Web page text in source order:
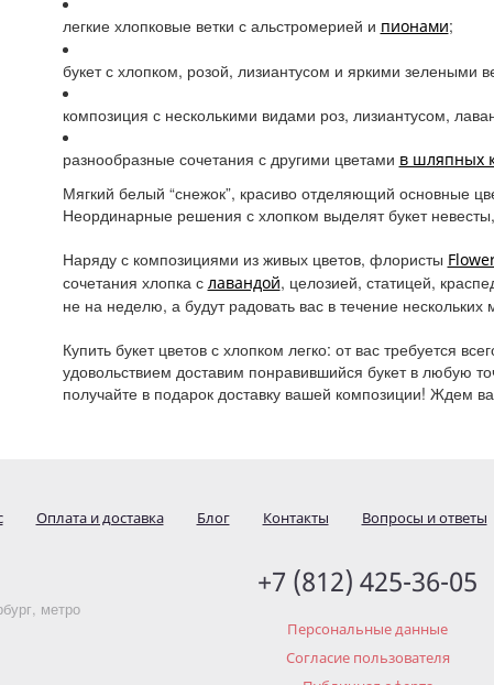
легкие хлопковые ветки с альстромерией и пионами;
букет с хлопком, розой, лизиантусом и яркими зелеными
композиция с несколькими видами роз, лизиантусом,
разнообразные сочетания с другими цветами в шляпных
Мягкий белый “снежок”, красиво отделяющий основные
Неординарные решения с хлопком выделят букет
Наряду с композициями из живых цветов, флористы
сочетания хлопка с лавандой, целозией, статицей,
не на неделю, а будут радовать вас в течение нескольких
Купить букет цветов с хлопком легко: от вас требуется
удовольствием доставим понравившийся букет в любую
получайте в подарок доставку вашей композиции! Ждем
Оплата и доставка Блог Контакты Вопросы и ответы
метро
+7 (812) 425-36-05
Персональные данные
Согласие пользователя